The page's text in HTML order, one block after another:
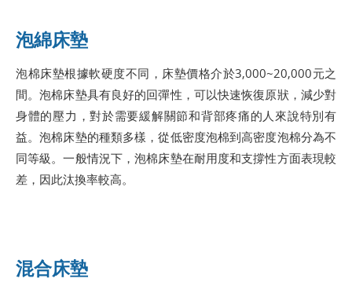
泡綿床墊
泡棉床墊根據軟硬度不同，床墊價格介於3,000~20,000元之
間。泡棉床墊具有良好的回彈性，可以快速恢復原狀，減少對
身體的壓力，對於需要緩解關節和背部疼痛的人來說特別有
益。泡棉床墊的種類多樣，從低密度泡棉到高密度泡棉分為不
同等級。一般情況下，泡棉床墊在耐用度和支撐性方面表現較
差，因此汰換率較高。
混合床墊